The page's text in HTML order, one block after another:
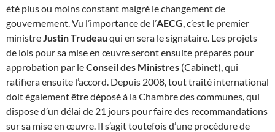
été plus ou moins constant malgré le changement de
gouvernement. Vu l’importance de l’AECG, c’est le premier
ministreJustin Trudeau qui en sera le signataire. Les projets
de lois pour sa mise en œuvre seront ensuite préparés pour
approbation par leConseil des Ministres (Cabinet), qui
ratifiera ensuite l’accord. Depuis 2008, tout traité international
doit également être déposé à la Chambre des communes, qui
dispose d’un délai de 21 jours pour faire des recommandations
sur sa mise en œuvre. Il s’agit toutefois d’une procédure de